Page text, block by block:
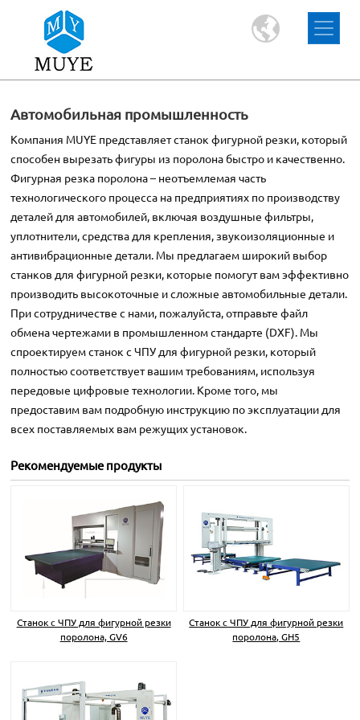
Автомобильная промышленность
Компания MUYE представляет станок фигурной резки, который
способен вырезать фигуры из поролона быстро и качественно.
Фигурная резка поролона – неотъемлемая часть
технологического процесса на предприятиях по производству
деталей для автомобилей, включая воздушные фильтры,
уплотнители, средства для крепления, звукоизоляционные и
антивибрационные детали. Мы предлагаем широкий выбор
станков для фигурной резки, которые помогут вам эффективно
производить высокоточные и сложные автомобильные детали.
При сотрудничестве с нами, пожалуйста, отправьте файл
обмена чертежами в промышленном стандарте (DXF). Мы
спроектируем станок с ЧПУ для фигурной резки, который
полностью соответствует вашим требованиям, используя
передовые цифровые технологии. Кроме того, мы
предоставим вам подробную инструкцию по эксплуатации для
всех поставляемых вам режущих установок.
Рекомендуемые продукты
Станок с ЧПУ для фигурной резки
поролона, GV6
Станок с ЧПУ для фигурной резки
поролона, GH5